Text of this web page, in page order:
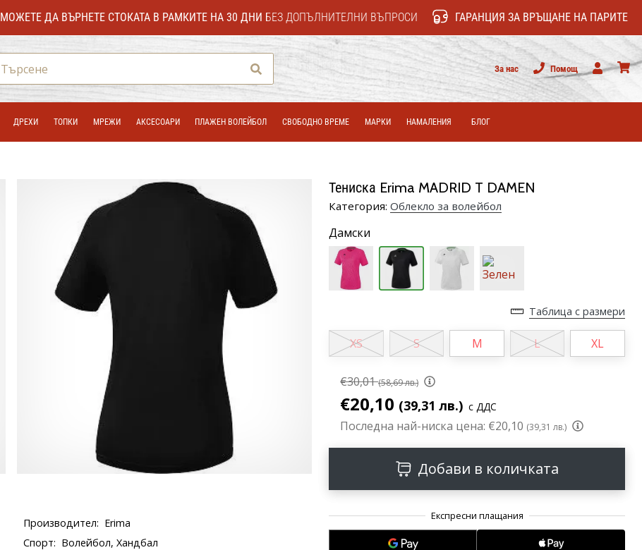
МОЖЕТЕ ДА ВЪРНЕТЕ СТОКАТА В РАМКИТЕ НА 30 ДНИ БЕЗ ДОПЪЛНИТЕЛНИ ВЪПРОСИ ГАРАНЦИЯ ЗА ВРЪЩАНЕ НА ПАРИТЕ
Търсене За нас
Помощ
Потребител
ДРЕХИ ТОПКИ МРЕЖИ АКСЕСОАРИ ПЛАЖЕН ВОЛЕЙБОЛ СВОБОДНО ВРЕМЕ МАРКИ НАМАЛЕНИЯ БЛОГ
Тениска Erima MADRID T DAMEN
Категория: Облекло за волейбол
Дамски
Таблица с размери
XS S M L XL
€30,01 (58,69 лв.)
€20,10 (39,31 лв.) с ДДС
Последна най-ниска цена: €20,10 (39,31 лв.)
Добави в количката
Производител: Erima
Спорт: Волейбол, Хандбал